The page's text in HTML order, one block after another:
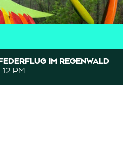
IM REGENWALD
12 PM